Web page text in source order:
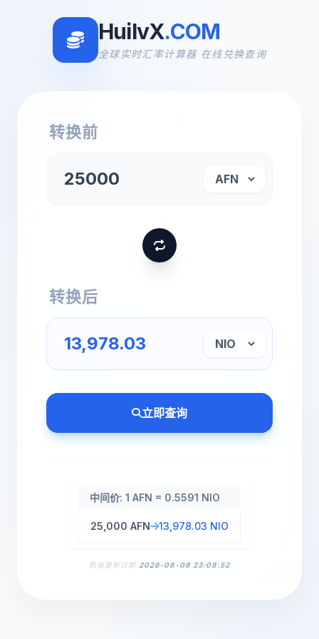
HuilvX.COM
全球实时汇率计算器 在线兑换查询
转换前
转换后
立即查询
中间价: 1 AFN = 0.5591 NIO
25,000 AFN 13,978.03 NIO
数据更新日期:2026-08-08 23:08:52